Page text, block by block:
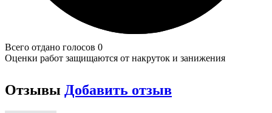
Всего отдано голосов 0
Оценки работ защищаются от накруток и занижения
Отзывы Добавить отзыв